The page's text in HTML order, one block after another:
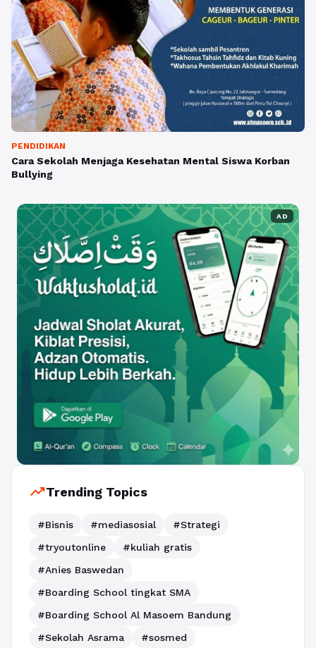
PENDIDIKAN
Cara Sekolah Menjaga Kesehatan Mental Siswa Korban
Bullying
AD
trending_upTrending Topics
#Bisnis #mediasosial
#Strategi
#tryoutonline
#kuliah gratis
#Anies Baswedan
#Boarding School tingkat SMA
#Boarding School Al Masoem Bandung
#Sekolah Asrama
#sosmed